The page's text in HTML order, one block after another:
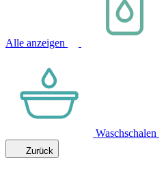
Alle anzeigen
Waschschalen
Zurück